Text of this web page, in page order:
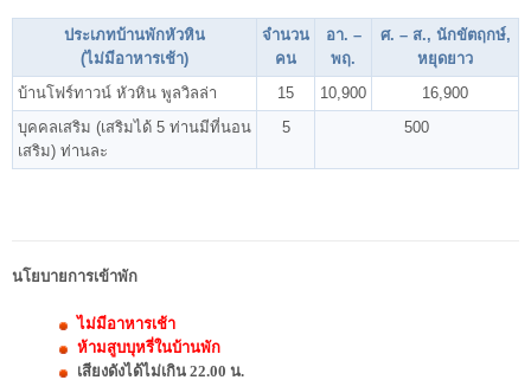
ประเภทบ้านพักหัวหิน
(ไม่มีอาหารเช้า)
จำนวน
คน
อา. –
พฤ.
ศ. – ส., นักขัตฤกษ์,
หยุดยาว
บ้านโฟร์ทาวน์ หัวหิน พูลวิลล่า
15 10,900
16,900
บุคคลเสริม (เสริมได้ 5 ท่านมีที่นอน
เสริม) ท่านละ
5 500
นโยบายการเข้าพัก
ไม่มีอาหารเช้า
ห้ามสูบบุหรี่ในบ้านพัก
เสียงดังได้ไม่เกิน 22.00 น.